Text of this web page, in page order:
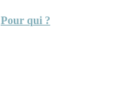
Pour qui ?